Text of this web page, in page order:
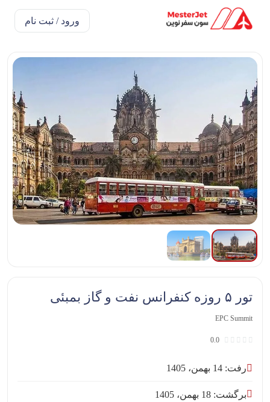
ورود / ثبت نام
تور ۵ روزه کنفرانس نفت و گاز بمبئی
EPC Summit
0.0
رفت: 14 بهمن، 1405
برگشت: 18 بهمن، 1405